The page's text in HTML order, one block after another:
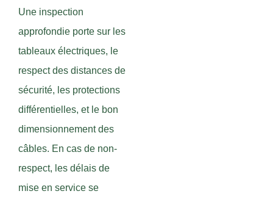
Une inspection
approfondie porte sur les
tableaux électriques, le
respect des distances de
sécurité, les protections
différentielles, et le bon
dimensionnement des
câbles. En cas de non-
respect, les délais de
mise en service se